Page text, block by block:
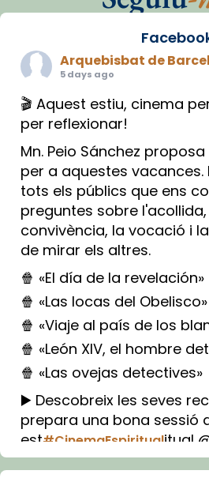
Arquebisbat de
5 days ago
🎬 Aquest estiu, cinema
per reflexionar!
Mn. Peio Sánchez proposa
per a aquestes vacances.
tots els públics que ens
preguntes sobre
convivència, la vocació i
de mirar els altres.
🍿 «El día de la revelación»
🍿 «Las locas del Obelisco»
🍿 «Viaje al país de los
🍿 «León XIV, el hombre
🍿 «Las ovejas detectives»
▶️ Descobreix les seves
prepara una bona sessió
est#CinemaEspiritualitual
Imatge: Generada amb IA